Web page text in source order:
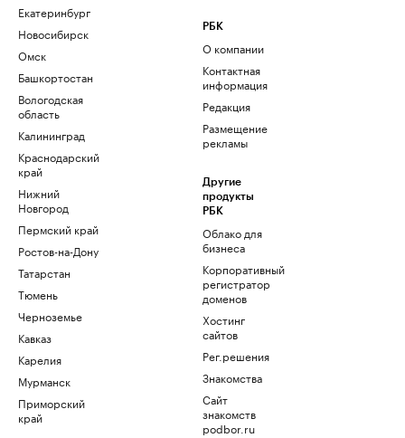
Екатеринбург
Новосибирск
Омск
Башкортостан
Вологодская
область
Калининград
Краснодарский
край
Нижний
Новгород
Пермский край
Ростов-на-Дону
Татарстан
Тюмень
Черноземье
Кавказ
Карелия
Мурманск
Приморский
край
РБК
О компании
Контактная
информация
Редакция
Размещение
рекламы
Другие
продукты
РБК
Облако для
бизнеса
Корпоративный
регистратор
доменов
Хостинг
сайтов
Рег.решения
Знакомства
Сайт
знакомств
podbor.ru